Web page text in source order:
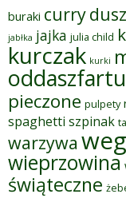
buraki curry
jabłka jajka julia child
kurczak kurki
pieczone pulpety
spaghetti szpinak
warzywa
wieprzowina
świąteczne